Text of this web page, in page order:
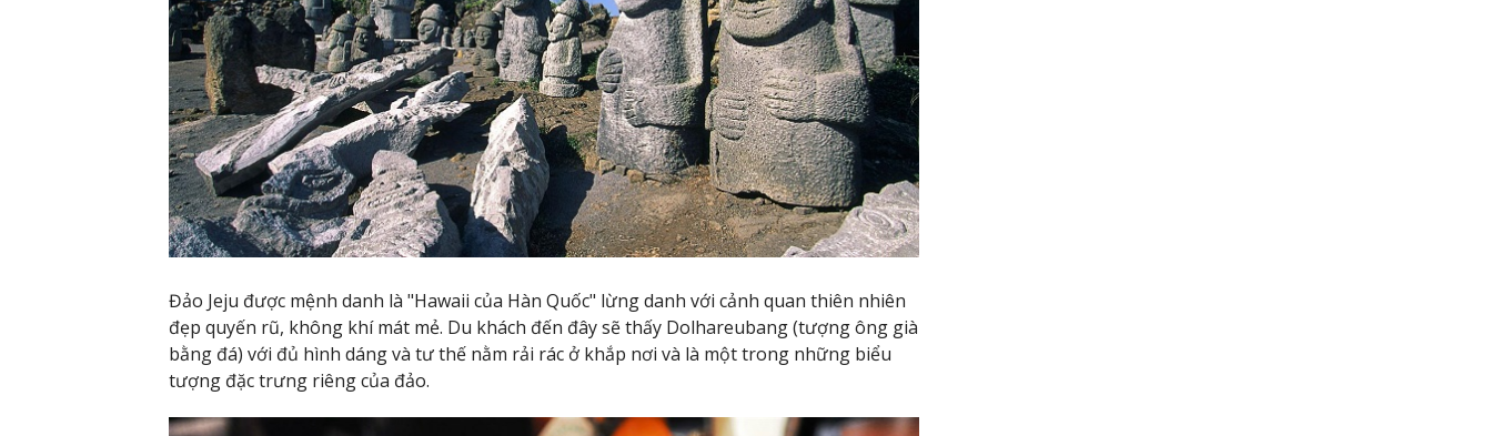
Đảo Jeju được mệnh danh là "Hawaii của Hàn Quốc" lừng danh với cảnh quan thiên nhiên
đẹp quyến rũ, không khí mát mẻ. Du khách đến đây sẽ thấy Dolhareubang (tượng ông già
bằng đá) với đủ hình dáng và tư thế nằm rải rác ở khắp nơi và là một trong những biểu
tượng đặc trưng riêng của đảo.